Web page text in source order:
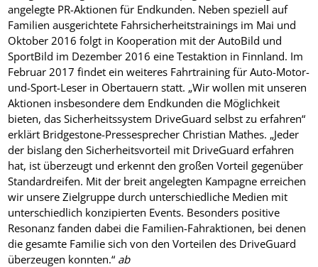
angelegte PR-Aktionen für Endkunden. Neben speziell auf
Familien ausgerichtete Fahrsicherheitstrainings im Mai und
Oktober 2016 folgt in Kooperation mit der AutoBild und
SportBild im Dezember 2016 eine Testaktion in Finnland. Im
Februar 2017 findet ein weiteres Fahrtraining für Auto-Motor-
und-Sport-Leser in Obertauern statt. „Wir wollen mit unseren
Aktionen insbesondere dem Endkunden die Möglichkeit
bieten, das Sicherheitssystem DriveGuard selbst zu erfahren“
erklärt Bridgestone-Pressesprecher Christian Mathes. „Jeder
der bislang den Sicherheitsvorteil mit DriveGuard erfahren
hat, ist überzeugt und erkennt den großen Vorteil gegenüber
Standardreifen. Mit der breit angelegten Kampagne erreichen
wir unsere Zielgruppe durch unterschiedliche Medien mit
unterschiedlich konzipierten Events. Besonders positive
Resonanz fanden dabei die Familien-Fahraktionen, bei denen
die gesamte Familie sich von den Vorteilen des DriveGuard
überzeugen konnten.“ ab